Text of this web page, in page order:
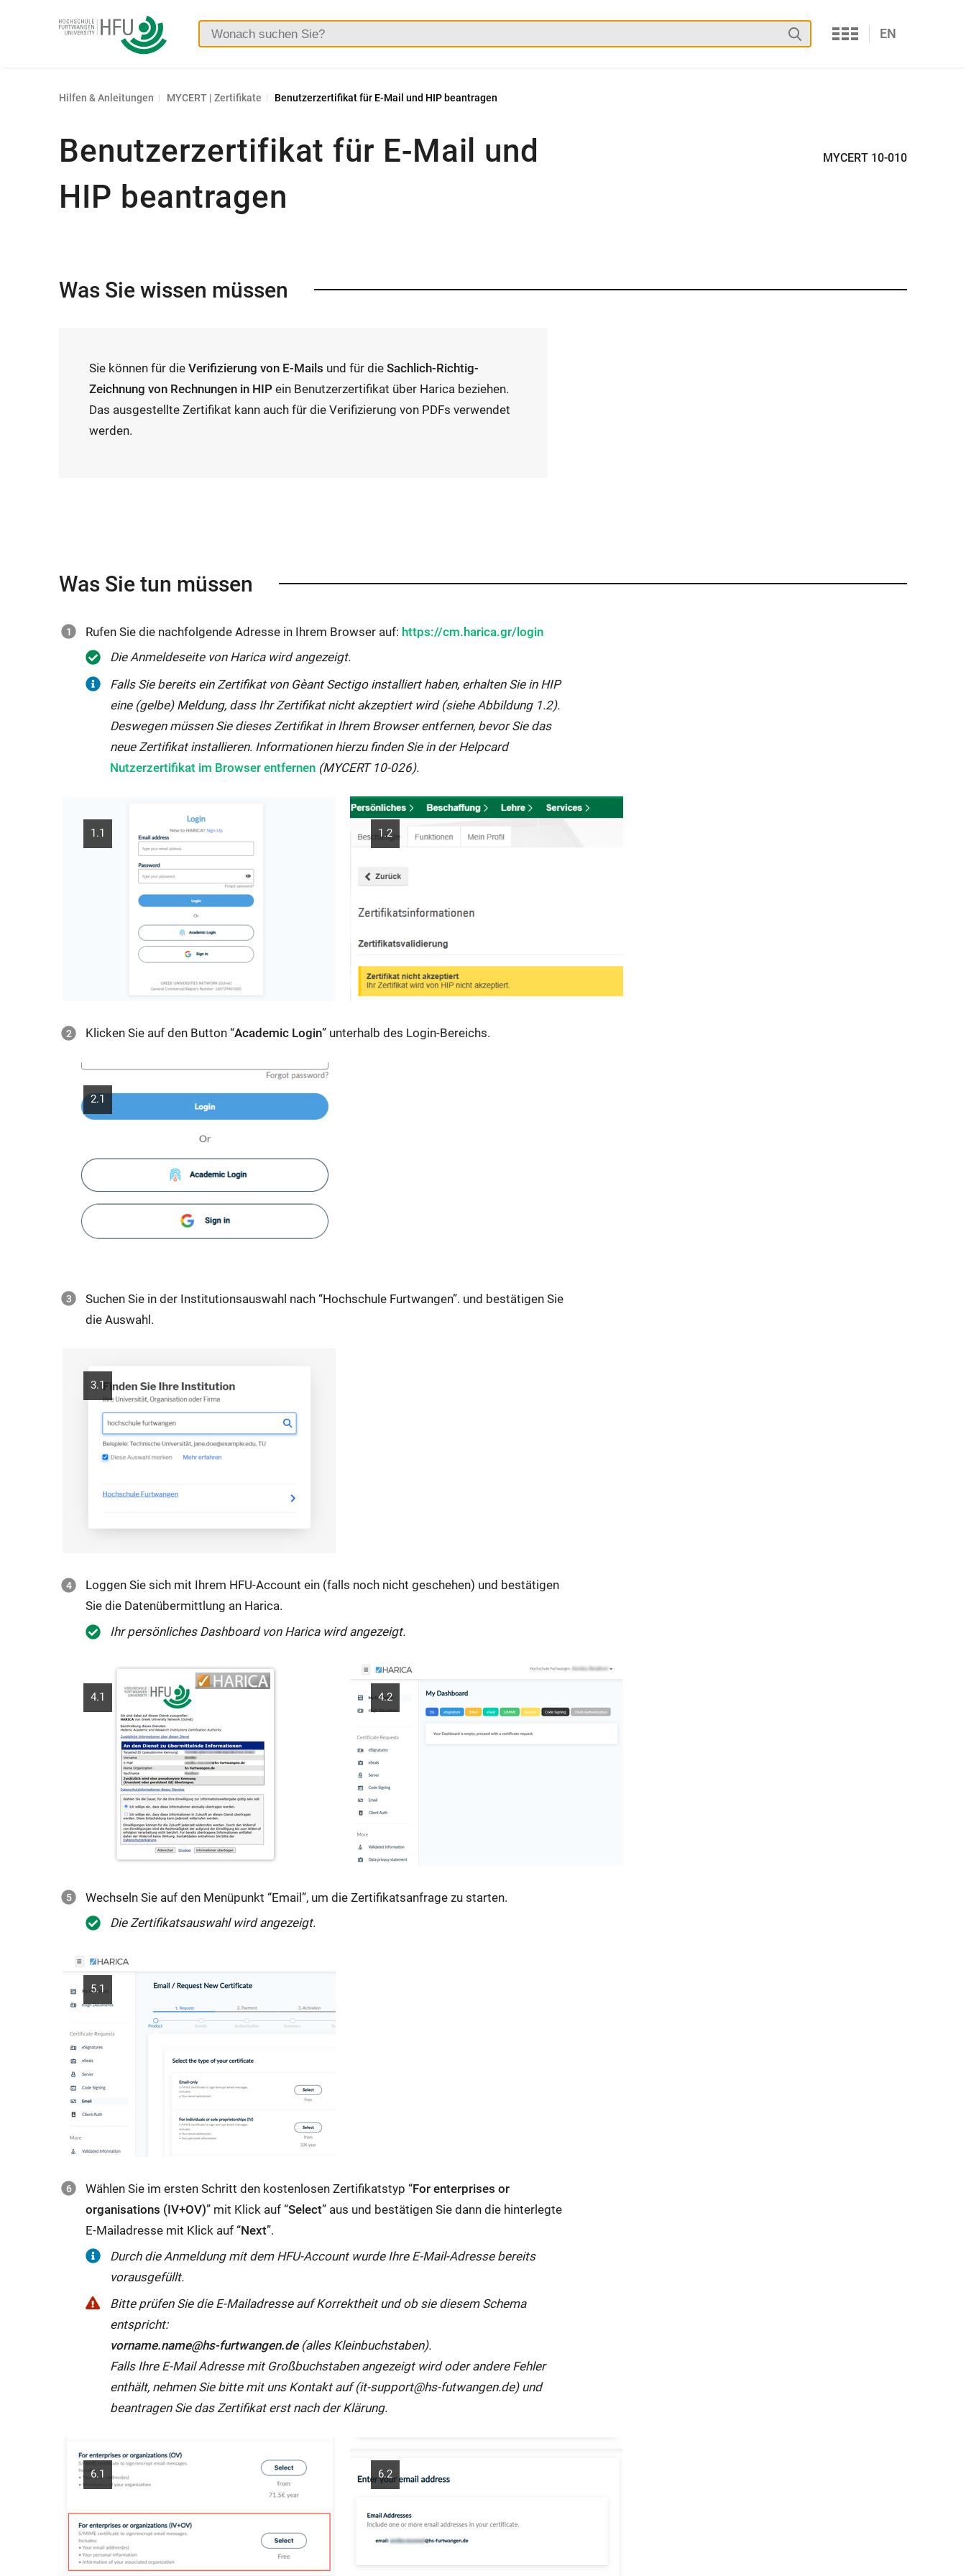
Hochschule
Furtwangen
Suchen
Services
EN
Hilfen & Anleitungen MYCERT | Zertifikate Benutzerzertifikat für E-Mail und HIP beantragen
Benutzerzertifikat für E-Mail und
HIP beantragen
MYCERT 10-010
Was Sie wissen müssen
Sie können für die Verifizierung von E-Mails und für dieSachlich-Richtig-
Zeichnung von Rechnungen in HIP ein Benutzerzertifikat über Harica beziehen.
Das ausgestellte Zertifikat kann auch für die Verifizierung von PDFs verwendet
werden.
Was Sie tun müssen
Rufen Sie die nachfolgende Adresse in Ihrem Browser auf: Externer
in
neuem
Fenster
geöffnet:
https://cm.harica.gr/login
Die Anmeldeseite von Harica wird angezeigt.
Falls Sie bereits ein Zertifikat von Gèant Sectigo installiert haben, erhalten Sie in HIP
eine (gelbe) Meldung, dass Ihr Zertifikat nicht akzeptiert wird (siehe Abbildung 1.2).
Deswegen müssen Sie dieses Zertifikat in Ihrem Browser entfernen, bevor Sie das
neue Zertifikat installieren. Informationen hierzu finden Sie in der HelpcardInterner
sich
Nutzerzertifikat im Browser entfernen (MYCERT 10-026).
1.1 1.2
Klicken Sie auf den Button “Academic Login” unterhalb des Login-Bereichs.
2.1
Suchen Sie in der Institutionsauswahl nach “Hochschule Furtwangen”. und bestätigen Sie
die Auswahl.
3.1
Loggen Sie sich mit Ihrem HFU-Account ein (falls noch nicht geschehen) und bestätigen
Sie die Datenübermittlung an Harica.
Ihr persönliches Dashboard von Harica wird angezeigt.
4.1 4.2
Wechseln Sie auf den Menüpunkt “Email”, um die Zertifikatsanfrage zu starten.
Die Zertifikatsauswahl wird angezeigt.
5.1
Wählen Sie im ersten Schritt den kostenlosen Zertifikatstyp “For enterprises or
organisations (IV+OV)” mit Klick auf “Select” aus und bestätigen Sie dann die hinterlegte
E-Mailadresse mit Klick auf “Next”.
Durch die Anmeldung mit dem HFU-Account wurde Ihre E-Mail-Adresse bereits
vorausgefüllt.
Bitte prüfen Sie die E-Mailadresse auf Korrektheit und ob sie diesem Schema
entspricht:
vorname.name@hs-furtwangen.de(alles Kleinbuchstaben).
Falls Ihre E-Mail Adresse mit Großbuchstaben angezeigt wird oder andere Fehler
enthält, nehmen Sie bitte mit uns Kontakt auf (it-support@hs-futwangen.de) und
beantragen Sie das Zertifikat erst nach der Klärung.
6.1 6.2